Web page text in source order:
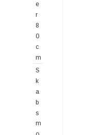
e
r
8
0
c
m
S
k
a
b
s
m